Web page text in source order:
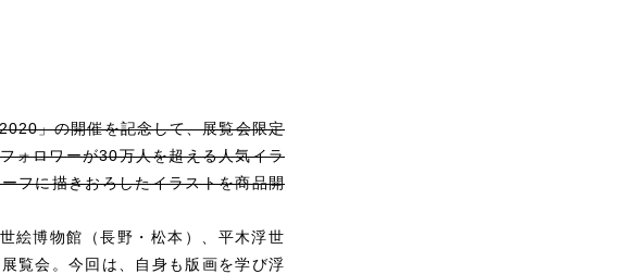
」の開催を記念して、展覧会限定
ォロワーが30万人を超える人気イラ
フに描きおろしたイラストを商品開
絵博物館（長野・松本）、平木浮世
覧会。今回は、自身も版画を学び浮